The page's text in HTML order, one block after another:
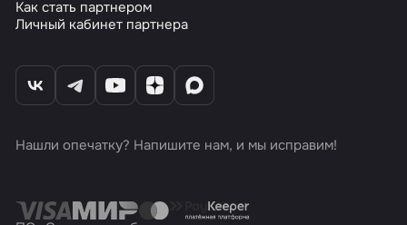
Как стать партнером
Личный кабинет партнера
Нашли опечатку? Напишите нам, и мы исправим!